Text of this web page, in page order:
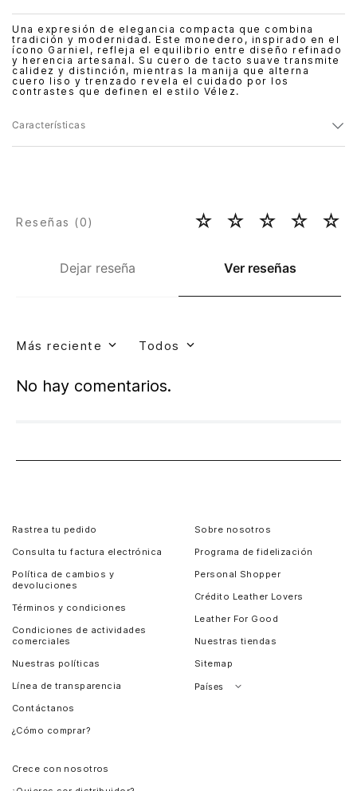
Una expresión de elegancia compacta que combina
tradición y modernidad. Este monedero, inspirado en el
ícono Garniel, refleja el equilibrio entre diseño refinado
y herencia artesanal. Su cuero de tacto suave transmite
calidez y distinción, mientras la manija que alterna
cuero liso y trenzado revela el cuidado por los
contrastes que definen el estilo Vélez.
Características
Dejar reseña Ver reseñas
Reseñas (0) ☆ ☆ ☆ ☆ ☆
Más reciente Todos
No hay comentarios.
Rastrea tu pedido
Consulta tu factura electrónica
Política de cambios y
devoluciones
Términos y condiciones
Condiciones de actividades
comerciales
Nuestras políticas
Línea de transparencia
Contáctanos
¿Cómo comprar?
Sobre nosotros
Programa de fidelización
Personal Shopper
Crédito Leather Lovers
Leather For Good
Nuestras tiendas
Sitemap
Países
Crece con nosotros